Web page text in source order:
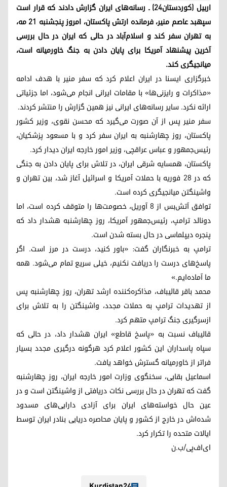
اربیل (کوردستان۲۴) ـ رسانه‌های ایران گزارش دادند که قرار است
سپهبد عاصم منیر، فرمانده ارتش پاکستان، امروز پنجشنبه ۲۱ مه،
به تهران سفر کند و اسلام‌آباد در حالی که ایران در حال بررسی
آخرین پیشنهاد آمریکا برای پایان دادن به جنگ خاورمیانه است،
میانجیگری کند.
خبرگزاری ایسنا در ایران اعلام کرد که سفر منیر با هدف ادامه
«مذاکرات و رایزنی‌ها» با مقامات ایرانی انجام می‌شود، اما جزئیاتی
ارائه نکرد. سایر رسانه‌های ایرانی نیز همین گزارش را منتشر کردند.
سفر منیر پس از آن صورت می‌گیرد که محسن نقوی، وزیر کشور
پاکستان، روز چهارشنبه به ایران سفر کرد و با مسعود پزشکیان،
رئیس‌جمهور و عباس عراقچی، وزیر امور خارجه ایران دیدار کرد.
پاکستان، همسایه شرقی ایران، در تلاش برای پایان دادن به جنگی
که در 28 فوریه با حملات آمریکا و اسرائیل آغاز شد، بین تهران و
واشینگتن میانجیگری کرده است.
توافق آتش‌بس از 8 آوریل، خصومت‌ها را متوقف کرده است، اما
دونالد ترامپ، رئیس‌جمهور آمریکا، روز چهارشنبه هشدار داد که
پنجره دیپلماسی در حال بسته شدن است.
ترامپ به خبرنگاران گفت: «باور کنید، درست در مرز است. اگر
پاسخ‌های درست را دریافت نکنیم، خیلی سریع تمام می‌شود. همه
ما آماده‌ایم.»
محمد باقر قالیباف، مذاکره‌کننده ارشد تهران، روز چهارشنبه پس
از تهدیدات ترامپ به حملات مجدد، واشینگتن را به تلاش برای
ازسرگیری جنگ ترامپ متهم کرد.
قالیباف نسبت به «پاسخ قاطع» ایران هشدار داد، در حالی که
سپاه پاسداران این کشور اعلام کرد هرگونه درگیری مجدد بسیار
فراتر از خاورمیانه گسترش خواهد یافت.
اسماعیل بقایی، سخنگوی وزارت امور خارجه ایران، روز چهارشنبه
گفت که تهران در حال بررسی نکات دریافتی از واشینگتن است و در
عین حال خواسته‌های ایران برای آزادی دارایی‌های مسدود
شده‌اش در خارج از کشور و پایان محاصره دریایی بنادر ایران توسط
ایالات متحده را تکرار کرد.
ای‌اف‌پی/ب.ن